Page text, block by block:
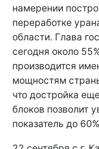
намерении
переработке
области. Глава
сегодня около
производится
мощностям
что достройка
блоков позволит
показатель до